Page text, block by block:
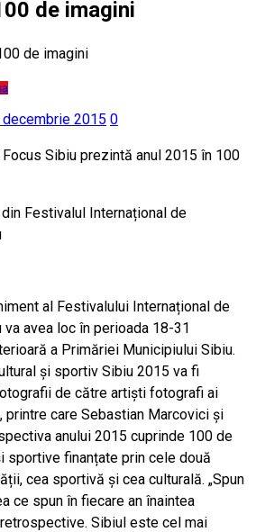
de imagini
decembrie 2015 0
Sibiu prezintă anul 2015 în 100
Festivalul Internațional de
al Festivalului Internațional de
avea loc în perioada 18-31
a Primăriei Municipiului Sibiu.
și sportiv Sibiu 2015 va fi
de către artiști fotografi ai
printre care Sebastian Marcovici și
anului 2015 cuprinde 100 de
sportive finanțate prin cele două
cea sportivă și cea culturală. „Spun
ce spun în fiecare an înaintea
Sibiul este cel mai